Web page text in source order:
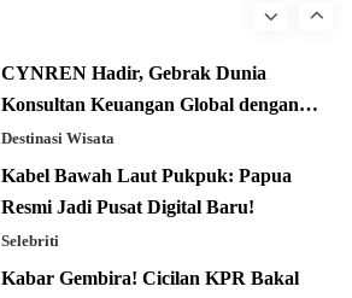
CYNREN Hadir, Gebrak Dunia
Konsultan Keuangan Global dengan
Sentuhan AI
Destinasi Wisata
Kabel Bawah Laut Pukpuk: Papua
Resmi Jadi Pusat Digital Baru!
Selebriti
Kabar Gembira! Cicilan KPR Bakal